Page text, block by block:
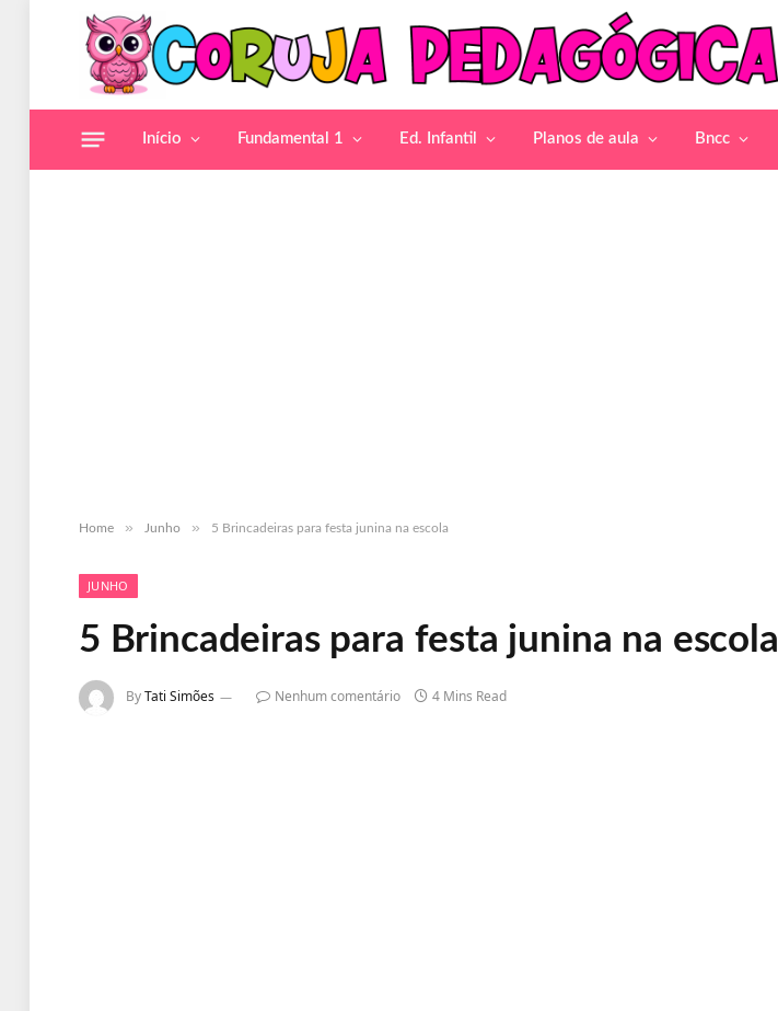
Início Fundamental 1 Ed. Infantil Planos de aula Bncc
Home » Junho » 5 Brincadeiras para festa junina na escola
JUNHO
5 Brincadeiras para festa junina na escola
ByTati Simões Nenhum comentário 4 Mins Read